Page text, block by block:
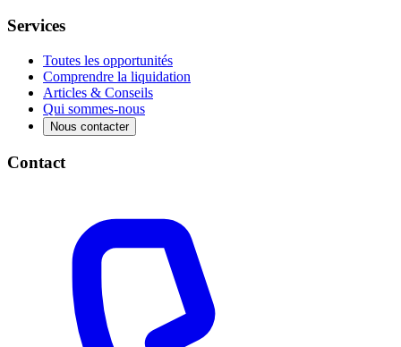
Services
Toutes les opportunités
Comprendre la liquidation
Articles & Conseils
Qui sommes-nous
Nous contacter
Contact